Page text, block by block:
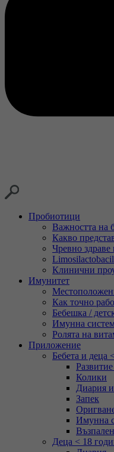
Пробиотици
Важността на
Какво
Чревно
Клинични
Имунитет
Как точно
Бебешка /
Имунна
Ролята на
Приложение
Бебета и деца
Колики
Диария
Запек
Имунна
Деца < 18